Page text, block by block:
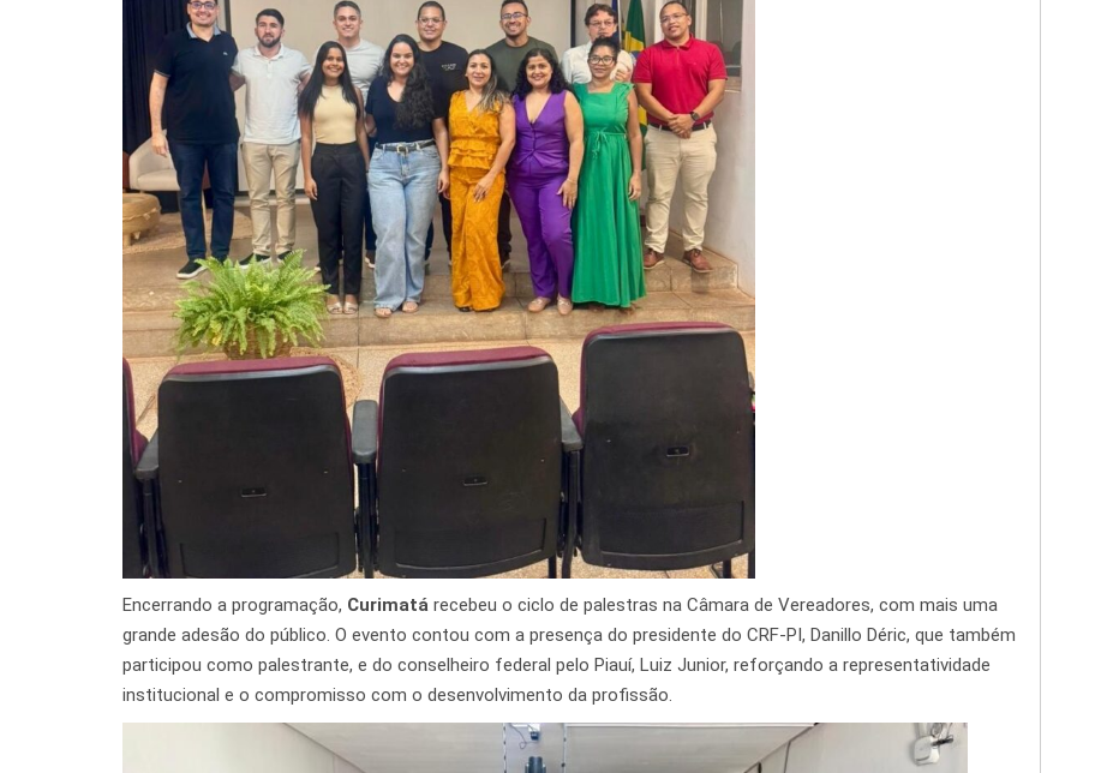
Encerrando a programação, Curimatá recebeu o ciclo de palestras na Câmara de Vereadores, com mais uma
grande adesão do público. O evento contou com a presença do presidente do CRF-PI, Danillo Déric, que também
participou como palestrante, e do conselheiro federal pelo Piauí, Luiz Junior, reforçando a representatividade
institucional e o compromisso com o desenvolvimento da profissão.